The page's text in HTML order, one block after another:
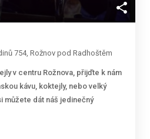
share
754, Rožnov pod Radhoštěm
v centru Rožnova, přijďte k nám
kávu, koktejly, nebo velký
můžete dát náš jedinečný